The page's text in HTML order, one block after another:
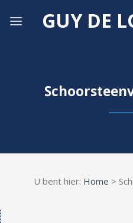
GUY DE
U bent hier: Home >